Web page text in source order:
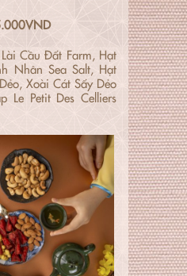
Cầu Đất Farm, Hạt
Nhân Sea Salt, Hạt
Xoài Cát Sấy Dẻo
Le Petit Des Celliers